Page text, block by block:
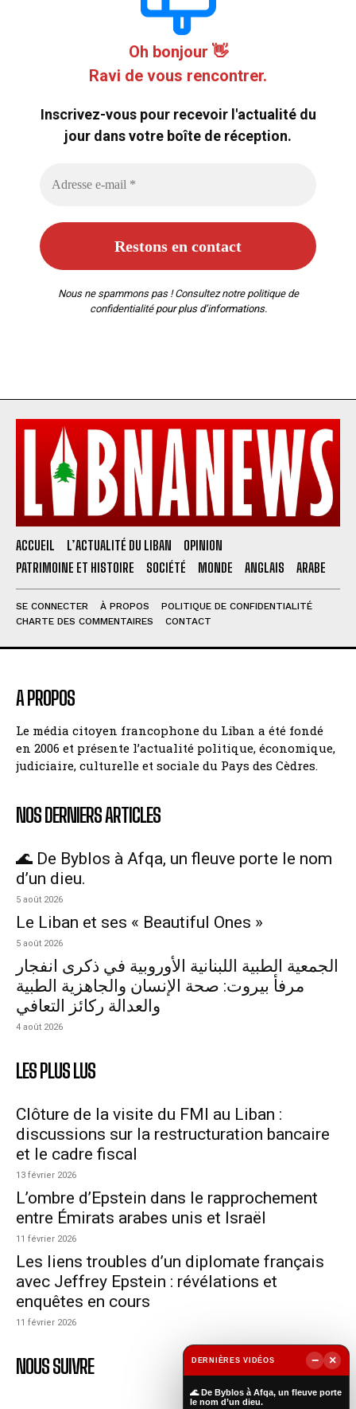
Oh bonjour 👋
Ravi de vous rencontrer.
Inscrivez-vous pour recevoir l'actualité du
jour dans votre boîte de réception.
Nous ne spammons pas ! Consultez notre politique de
confidentialitépour plus d’informations.
ACCUEIL L’ACTUALITÉ DU LIBAN
OPINION
PATRIMOINE ET HISTOIRE
SOCIÉTÉ MONDE ANGLAIS ARABE
SE CONNECTER À PROPOS
POLITIQUE DE CONFIDENTIALITÉ
CHARTE DES COMMENTAIRES
CONTACT
A PROPOS
Le média citoyen francophone du Liban a été fondé
en 2006 et présente l’actualité politique, économique,
judiciaire, culturelle et sociale du Pays des Cèdres.
NOS DERNIERS ARTICLES
🌊 De Byblos à Afqa, un fleuve porte le nom
d’un dieu.
5 août 2026
Le Liban et ses « Beautiful Ones »
5 août 2026
الجمعية الطبية اللبنانية الأوروبية في ذكرى انفجار
مرفأ بيروت: صحة الإنسان والجاهزية الطبية
والعدالة ركائز التعافي
4 août 2026
LES PLUS LUS
Clôture de la visite du FMI au Liban :
discussions sur la restructuration bancaire
et le cadre fiscal
13 février 2026
L’ombre d’Epstein dans le rapprochement
entre Émirats arabes unis et Israël
11 février 2026
Les liens troubles d’un diplomate français
avec Jeffrey Epstein : révélations et
enquêtes en cours
11 février 2026
NOUS SUIVRE DERNIÈRES VIDÉOS −
×
🌊 De Byblos à Afqa, un fleuve porte
le nom d’un dieu.